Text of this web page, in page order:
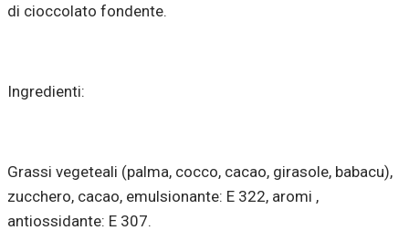
di cioccolato fondente.
Ingredienti:
Grassi vegeteali (palma, cocco, cacao, girasole, babacu),
zucchero, cacao, emulsionante: E 322, aromi ,
antiossidante: E 307.